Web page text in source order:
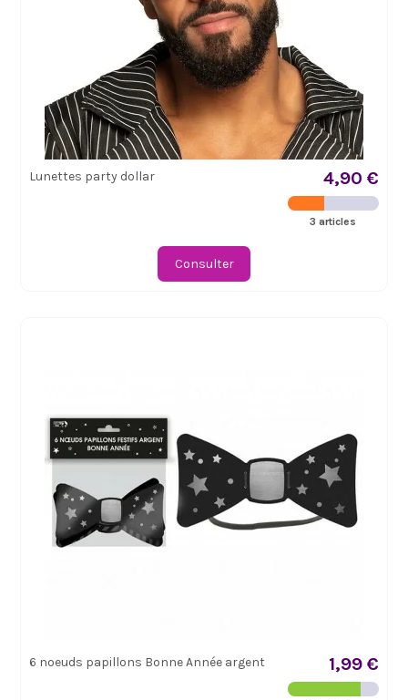
Lunettes party dollar 4,90 €
3 articles
Consulter
6 noeuds papillons Bonne Année argent 1,99 €